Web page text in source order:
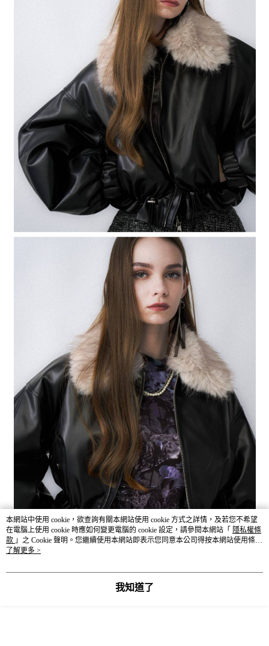
本網站中使用 cookie，欲查詢有關本網站使用 cookie 方式之詳情，及若您不希望
在電腦上使用 cookie 時應如何變更電腦的 cookie 設定，請參閱本網站「 隱私權條
款 」之 Cookie 聲明。您繼續使用本網站即表示您同意本公司得按本網站使用條款
之 Cookie 聲明使用 cookie。
了解更多 >
我知道了